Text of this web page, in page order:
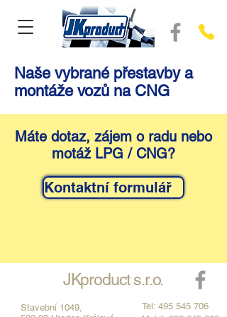
Naše vybrané přestavby a
montáže vozů na CNG
Máte dotaz, zájem o radu nebo
motáž LPG / CNG?
Kontaktní formulář
JKproduct s.r.o.
Stavební 1049,
Tel: 495 545 706